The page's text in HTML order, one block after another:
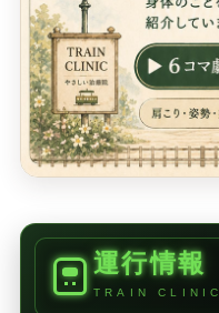
運行情報
TRAIN CLINIC